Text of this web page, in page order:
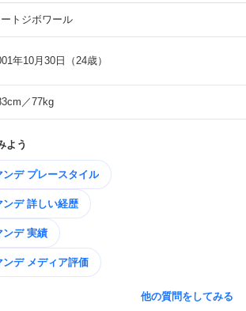
ートジボワール
年10月30日（24歳）
／77kg
よう
デ プレースタイル
ンデ 詳しい経歴
ンデ 実績
デ メディア評価
他の質問をしてみる